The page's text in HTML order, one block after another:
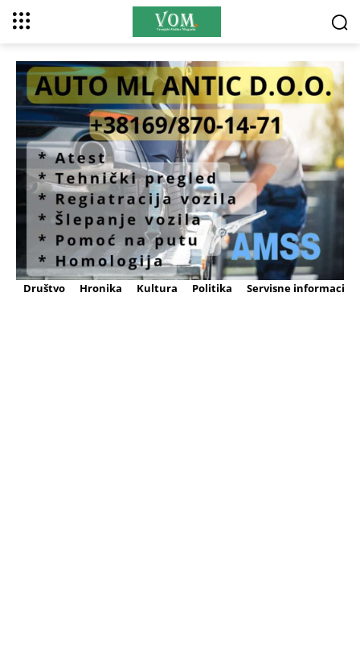
Društvo Hronika Kultura Politika Servisne informacije